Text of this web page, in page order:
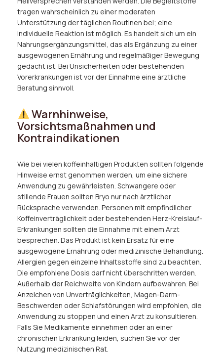
tragen wahrscheinlich zu einer moderaten
Unterstützung der täglichen Routinen bei; eine
individuelle Reaktion ist möglich. Es handelt sich um ein
Nahrungsergänzungsmittel, das als Ergänzung zu einer
ausgewogenen Ernährung und regelmäßiger Bewegung
gedacht ist. Bei Unsicherheiten oder bestehenden
Vorerkrankungen ist vor der Einnahme eine ärztliche
Beratung sinnvoll.
Warnhinweise,
Vorsichtsmaßnahmen und
Kontraindikationen
Wie bei vielen koffeinhaltigen Produkten sollten folgende
Hinweise ernst genommen werden, um eine sichere
Anwendung zu gewährleisten. Schwangere oder
stillende Frauen sollten Bryo nur nach ärztlicher
Rücksprache verwenden. Personen mit empfindlicher
Koffeinverträglichkeit oder bestehenden Herz-Kreislauf-
Erkrankungen sollten die Einnahme mit einem Arzt
besprechen. Das Produkt ist kein Ersatz für eine
ausgewogene Ernährung oder medizinische Behandlung.
Allergien gegen einzelne Inhaltsstoffe sind zu beachten.
Die empfohlene Dosis darf nicht überschritten werden.
Außerhalb der Reichweite von Kindern aufbewahren. Bei
Anzeichen von Unverträglichkeiten, Magen-Darm-
Beschwerden oder Schlafstörungen wird empfohlen, die
Anwendung zu stoppen und einen Arzt zu konsultieren.
Falls Sie Medikamente einnehmen oder an einer
chronischen Erkrankung leiden, suchen Sie vor der
Nutzung medizinischen Rat.